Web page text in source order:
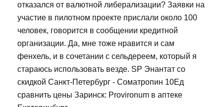
отказался от валютной либерализации? Заявки на
участие в пилотном проекте прислали около 100
человек, говорится в сообщении кредитной
организации. Да, мне тоже нравится и сам
фенхель, и в сочетании с сельдереем, который я
стараюсь использовать везде. SP Энантат со
скидкой Санкт-Петербург - Cоматропин 10Ед
сравнить цены Заринск: Provironum в аптеке